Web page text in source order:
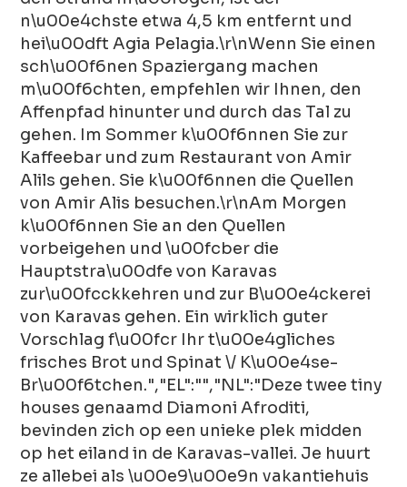
n\u00e4chste etwa 4,5 km entfernt und
hei\u00dft Agia Pelagia.\r\nWenn Sie einen
sch\u00f6nen Spaziergang machen
m\u00f6chten, empfehlen wir Ihnen, den
Affenpfad hinunter und durch das Tal zu
gehen. Im Sommer k\u00f6nnen Sie zur
Kaffeebar und zum Restaurant von Amir
Alils gehen. Sie k\u00f6nnen die Quellen
von Amir Alis besuchen.\r\nAm Morgen
k\u00f6nnen Sie an den Quellen
vorbeigehen und \u00fcber die
Hauptstra\u00dfe von Karavas
zur\u00fcckkehren und zur B\u00e4ckerei
von Karavas gehen. Ein wirklich guter
Vorschlag f\u00fcr Ihr t\u00e4gliches
frisches Brot und Spinat \/ K\u00e4se-
Br\u00f6tchen.","EL":"","NL":"Deze twee tiny
houses genaamd Diamoni Afroditi,
bevinden zich op een unieke plek midden
op het eiland in de Karavas-vallei. Je huurt
ze allebei als \u00e9\u00e9n vakantiehuis